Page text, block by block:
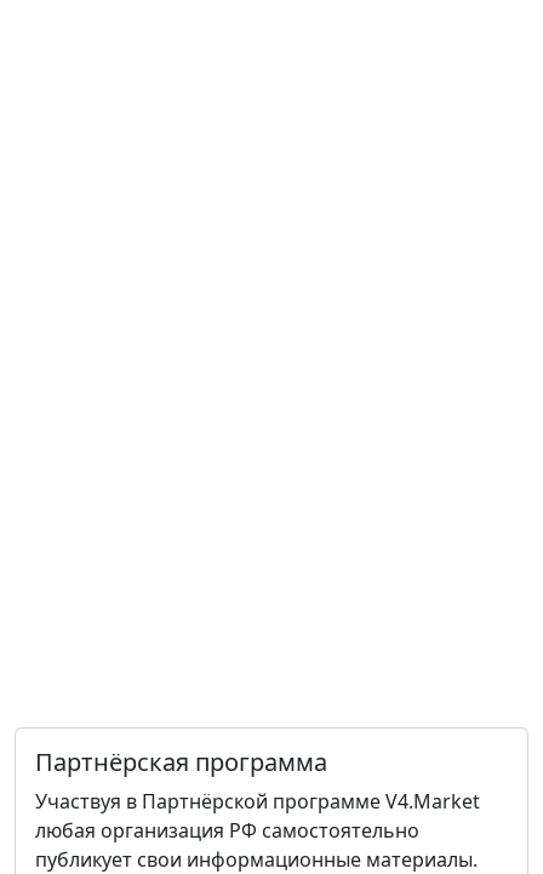
Партнёрская программа
Участвуя в Партнёрской программе V4.Market
любая организация РФ самостоятельно
публикует свои информационные материалы.